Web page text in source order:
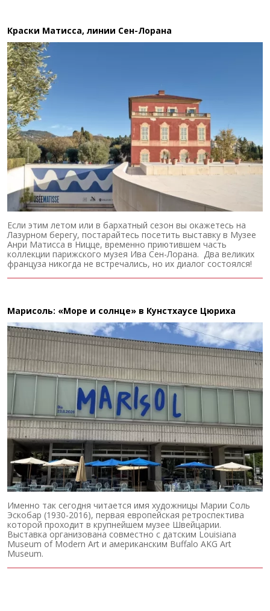
Краски Матисса, линии Сен-Лорана
Если этим летом или в бархатный сезон вы окажетесь на
Лазурном берегу, постарайтесь посетить выставку в Музее
Анри Матисса в Ницце, временно приютившем часть
коллекции парижского музея Ива Сен-Лорана. Два великих
француза никогда не встречались, но их диалог состоялся!
Марисоль: «Море и солнце» в Кунстхаусе Цюриха
Именно так сегодня читается имя художницы Марии Соль
Эскобар (1930-2016), первая европейская ретроспектива
которой проходит в крупнейшем музее Швейцарии.
Выставка организована совместно с датским Louisiana
Museum of Modern Art и американским Buffalo AKG Art
Museum.